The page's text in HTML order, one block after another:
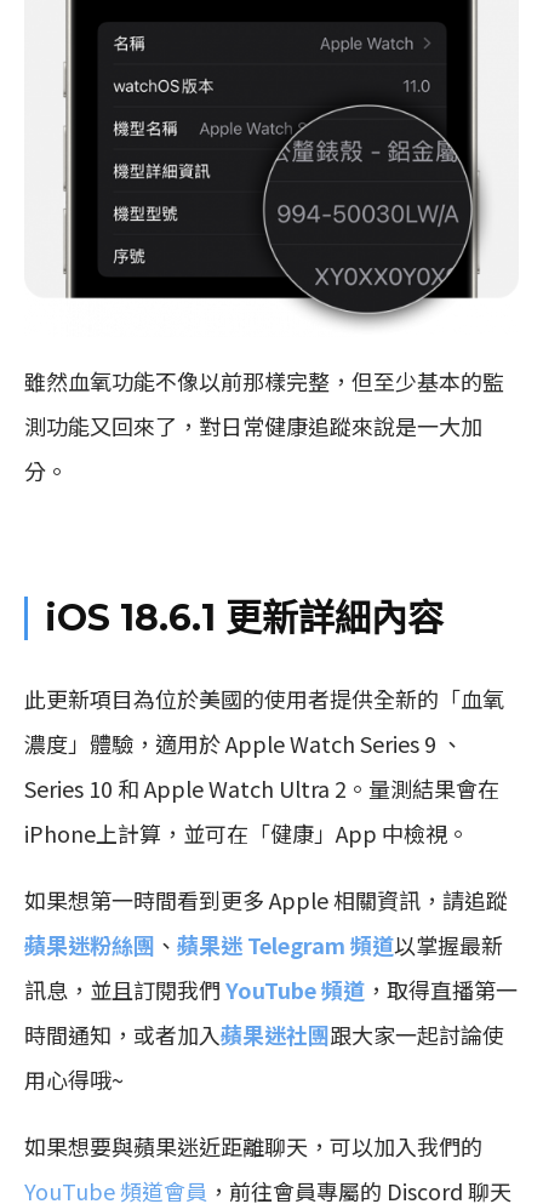
雖然血氧功能不像以前那樣完整，但至少基本的監
測功能又回來了，對日常健康追蹤來說是一大加
分。
iOS 18.6.1 更新詳細內容
此更新項目為位於美國的使用者提供全新的「血氧
濃度」體驗，適用於 Apple Watch Series 9 、
Series 10 和 Apple Watch Ultra 2。量測結果會在
iPhone上計算，並可在「健康」App 中檢視。
如果想第一時間看到更多 Apple 相關資訊，請追蹤
蘋果迷粉絲團 、 蘋果迷 Telegram 頻道以掌握最新
訊息，並且訂閱我們YouTube 頻道 ，取得直播第一
時間通知，或者加入蘋果迷社團跟大家一起討論使
用心得哦~
如果想要與蘋果迷近距離聊天，可以加入我們的
YouTube 頻道會員 ，前往會員專屬的 Discord 聊天